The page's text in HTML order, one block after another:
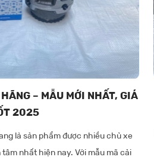
– MẪU MỚI NHẤT, GIÁ
2025
là sản phẩm được nhiều chủ xe
nhất hiện nay. Với mẫu mã cải